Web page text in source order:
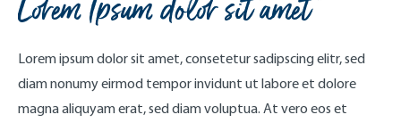
Lorem Ipsum dolor sit amet
Lorem ipsum dolor sit amet, consetetur sadipscing elitr, sed
diam nonumy eirmod tempor invidunt ut labore et dolore
magna aliquyam erat, sed diam voluptua. At vero eos et